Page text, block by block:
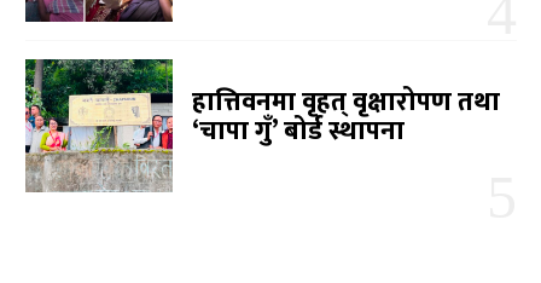
हात्तिवनमा वृहत् वृक्षारोपण तथा
‘चापा गुँ’ बोर्ड स्थापना